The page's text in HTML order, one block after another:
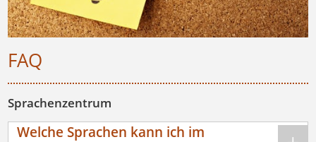
FAQ
Sprachenzentrum
Welche Sprachen kann ich im